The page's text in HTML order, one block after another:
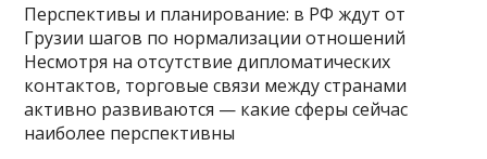
Перспективы и планирование: в РФ ждут от
Грузии шагов по нормализации отношений
Несмотря на отсутствие дипломатических
контактов, торговые связи между странами
активно развиваются — какие сферы сейчас
наиболее перспективны